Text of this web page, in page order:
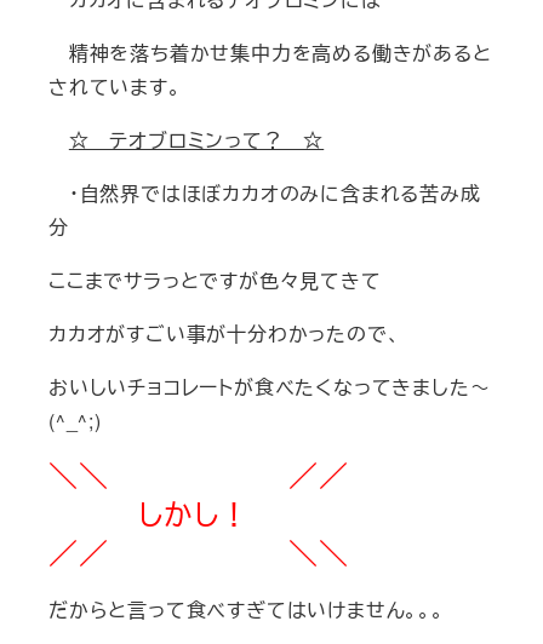
精神を落ち着かせ集中力を高める働きがあると
されています。
☆ テオブロミンって？ ☆
・自然界ではほぼカカオのみに含まれる苦み成
分
ここまでサラっとですが色々見てきて
カカオがすごい事が十分わかったので、
おいしいチョコレートが食べたくなってきました～
(^_^;)
＼＼ ／／
しかし！
／／ ＼＼
だからと言って食べすぎてはいけません。。。